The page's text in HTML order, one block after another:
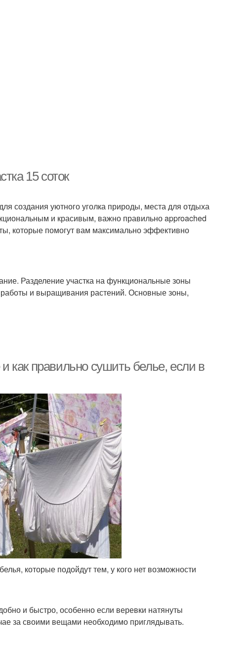
15 соток
создания уютного уголка природы, места для отдыха
и красивым, важно правильно approached
которые помогут вам максимально эффективно
Разделение участка на функциональные зоны
работы и выращивания растений. Основные зоны,
как правильно сушить белье, если в
которые подойдут тем, у кого нет возможности
и быстро, особенно если веревки натянуты
за своими вещами необходимо приглядывать.